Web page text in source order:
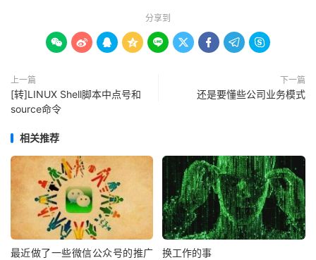
分享到
        
上一篇
[转]LINUX Shell脚本中点号和
source命令
下一篇
还是要懂些公司业务模式
相关推荐
最近做了一些微信公众号的推广
换工作的事